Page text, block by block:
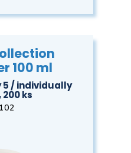
100 ml
5 / individually
ks